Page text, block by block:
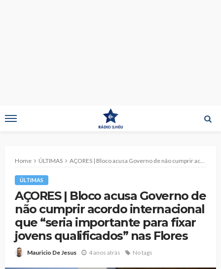
Home ÚLTIMAS AÇORES | Bloco acusa Governo de não cumprir acordo internacional que “seria importante para fixar jovens qualificados” nas Flores
ÚLTIMAS
AÇORES | Bloco acusa Governo de
não cumprir acordo internacional
que “seria importante para fixar
jovens qualificados” nas Flores
Mauricio De Jesus 4 anos atrás No tags